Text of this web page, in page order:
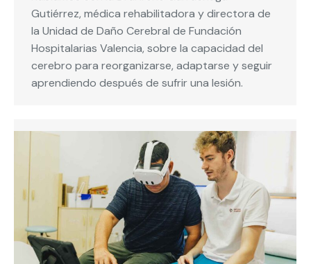
Gutiérrez, médica rehabilitadora y directora de
la Unidad de Daño Cerebral de Fundación
Hospitalarias Valencia, sobre la capacidad del
cerebro para reorganizarse, adaptarse y seguir
aprendiendo después de sufrir una lesión.